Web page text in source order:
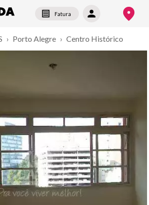
Fatura
› Porto Alegre › Centro Histórico